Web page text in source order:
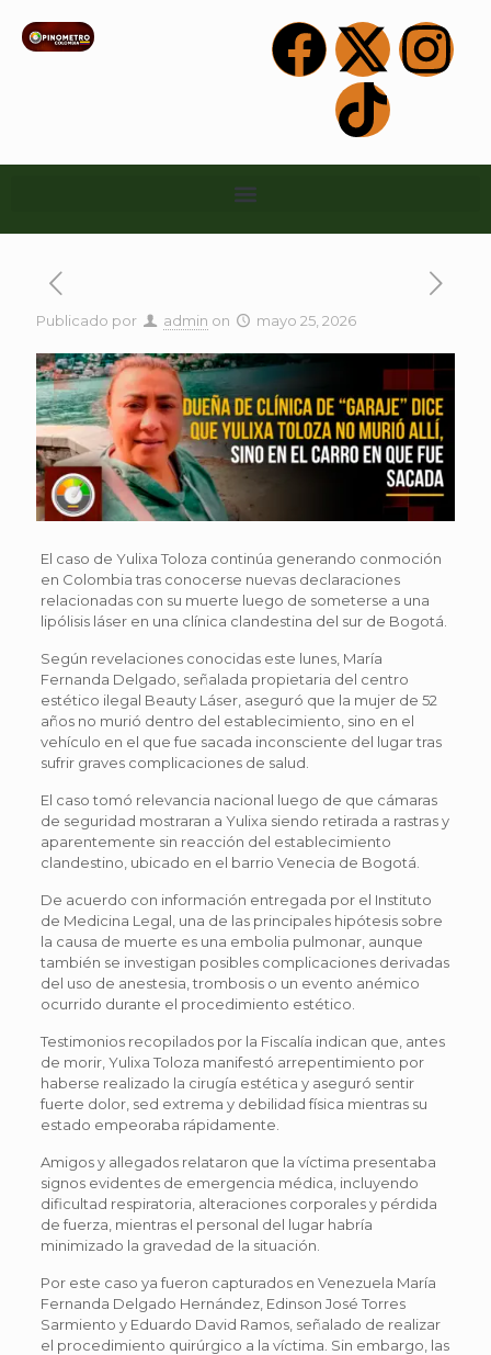
Publicado por admin on mayo 25, 2026
El caso de Yulixa Toloza continúa generando conmoción
en Colombia tras conocerse nuevas declaraciones
relacionadas con su muerte luego de someterse a una
lipólisis láser en una clínica clandestina del sur de Bogotá.
Según revelaciones conocidas este lunes, María
Fernanda Delgado, señalada propietaria del centro
estético ilegal Beauty Láser, aseguró que la mujer de 52
años no murió dentro del establecimiento, sino en el
vehículo en el que fue sacada inconsciente del lugar tras
sufrir graves complicaciones de salud.
El caso tomó relevancia nacional luego de que cámaras
de seguridad mostraran a Yulixa siendo retirada a rastras y
aparentemente sin reacción del establecimiento
clandestino, ubicado en el barrio Venecia de Bogotá.
De acuerdo con información entregada por el Instituto
de Medicina Legal, una de las principales hipótesis sobre
la causa de muerte es una embolia pulmonar, aunque
también se investigan posibles complicaciones derivadas
del uso de anestesia, trombosis o un evento anémico
ocurrido durante el procedimiento estético.
Testimonios recopilados por la Fiscalía indican que, antes
de morir, Yulixa Toloza manifestó arrepentimiento por
haberse realizado la cirugía estética y aseguró sentir
fuerte dolor, sed extrema y debilidad física mientras su
estado empeoraba rápidamente.
Amigos y allegados relataron que la víctima presentaba
signos evidentes de emergencia médica, incluyendo
dificultad respiratoria, alteraciones corporales y pérdida
de fuerza, mientras el personal del lugar habría
minimizado la gravedad de la situación.
Por este caso ya fueron capturados en Venezuela María
Fernanda Delgado Hernández, Edinson José Torres
Sarmiento y Eduardo David Ramos, señalado de realizar
el procedimiento quirúrgico a la víctima. Sin embargo, las